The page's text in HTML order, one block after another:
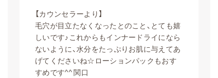
【カウンセラーより】
毛穴が目立たなくなったとのこと、とても嬉
しいです♪これからもインナードライになら
ないように、水分をたっぷりお肌に与えてあ
げてくださいね☆ローションパックもおす
すめです^^ 関口